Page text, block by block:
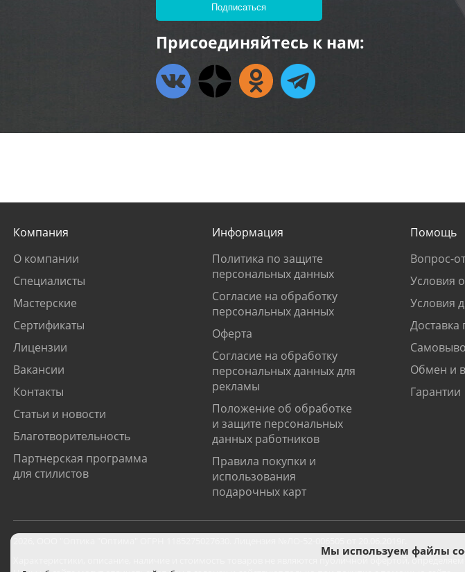
Присоединяйтесь к нам:
Компания
О компании
Специалисты
Мастерские
Сертификаты
Лицензии
Вакансии
Контакты
Статьи и новости
Благотворительность
Партнерская программа
для стилистов
Информация
Политика по защите
персональных данных
Согласие на обработку
персональных данных
Оферта
Согласие на обработку
персональных данных для
рекламы
Положение об обработке
и защите персональных
данных работников
Правила покупки и
использования
подарочных карт
Помощь
Вопрос-
Условия
Условия
Доставка
Обмен и
Гарантии
Характеристики, описание, наличие и стоимость товаров не являются публичной офертой,
Мы используем файлы